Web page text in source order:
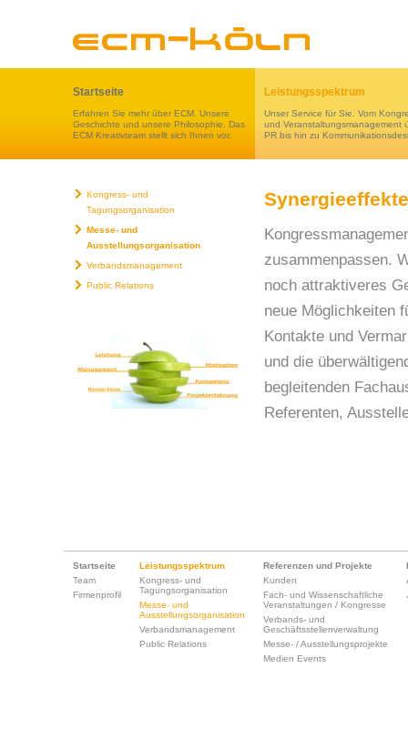
Startseite
Erfahren Sie mehr über ECM. Unsere
Geschichte und unsere Philosophie. Das
ECM Kreativteam stellt sich Ihnen vor.
Leistungsspektrum
Unser Service für Sie. Vom
und Veranstaltungsmanagement
PR bis hin zu
Kongress- und
Tagungsorganisation
Messe- und
Ausstellungsorganisation
Verbandsmanagement
Public Relations
zusammenpassen.
noch attraktiveres
neue Möglichkeiten
Kontakte und
und die
begleitenden
Referenten,
Startseite
Team
Firmenprofil
Leistungsspektrum
Kongress- und
Tagungsorganisation
Messe- und
Ausstellungsorganisation
Verbandsmanagement
Public Relations
Referenzen und Projekte
Kunden
Fach- und Wissenschaftliche
Veranstaltungen / Kongresse
Verbands- und
Geschäftsstellenverwaltung
Messe- / Ausstellungsprojekte
Medien Events